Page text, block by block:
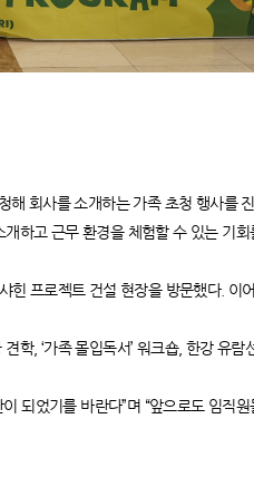
회사를 소개하는 가족 초청 행사를
하고 근무 환경을 체험할 수 있는 기
프로젝트 건설 현장을 방문했다. 이
학, ‘가족 몰입독서’ 워크숍, 한강 유람
되었기를 바란다”며 “앞으로도 임직